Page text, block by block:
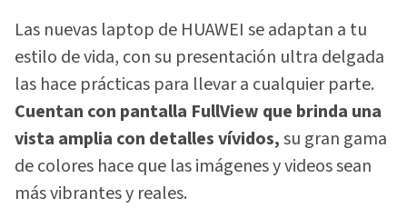
Las nuevas laptop de HUAWEI se adaptan a tu
estilo de vida, con su presentación ultra delgada
las hace prácticas para llevar a cualquier parte.
Cuentan con pantalla FullView que brinda una
vista amplia con detalles vívidos,su gran gama
de colores hace que las imágenes y videos sean
más vibrantes y reales.